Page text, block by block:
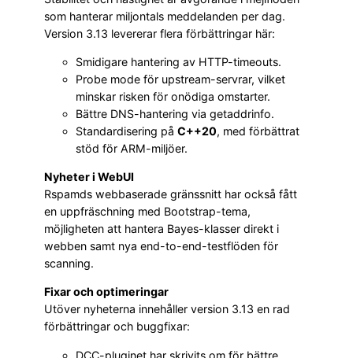
som hanterar miljontals meddelanden per dag.
Version 3.13 levererar flera förbättringar här:
Smidigare hantering av HTTP-timeouts.
Probe mode för upstream-servrar, vilket
minskar risken för onödiga omstarter.
Bättre DNS-hantering via getaddrinfo.
Standardisering på C++20, med förbättrat
stöd för ARM-miljöer.
Nyheter i WebUI
Rspamds webbaserade gränssnitt har också fått
en uppfräschning med Bootstrap-tema,
möjligheten att hantera Bayes-klasser direkt i
webben samt nya end-to-end-testflöden för
scanning.
Fixar och optimeringar
Utöver nyheterna innehåller version 3.13 en rad
förbättringar och buggfixar:
DCC-pluginet har skrivits om för bättre